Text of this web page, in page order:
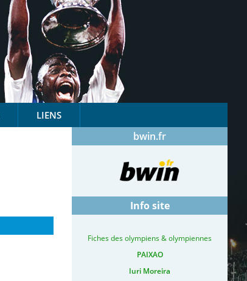
LIENS
bwin.fr
Info site
Fiches des olympiens & olympiennes
PAIXAO
Iuri Moreira